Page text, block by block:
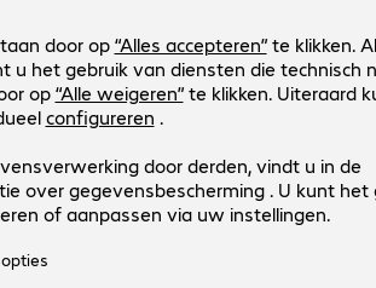
nu en we verzenden dit artikel zodra het
is.
niet op voorraad.